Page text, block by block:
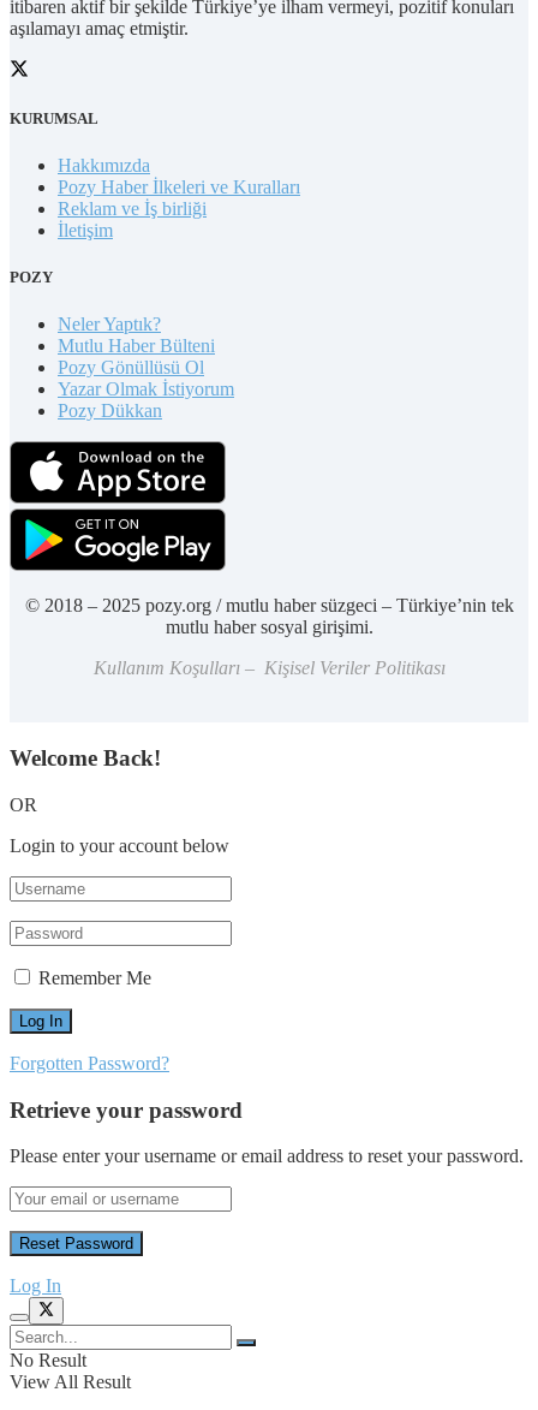
itibaren aktif bir şekilde Türkiye’ye ilham vermeyi, pozitif konuları
aşılamayı amaç etmiştir.
KURUMSAL
Hakkımızda
Pozy Haber İlkeleri ve Kuralları
Reklam ve İş birliği
İletişim
POZY
Neler Yaptık?
Mutlu Haber Bülteni
Pozy Gönüllüsü Ol
Yazar Olmak İstiyorum
Pozy Dükkan
© 2018 – 2025 pozy.org / mutlu haber süzgeci – Türkiye’nin tek
mutlu haber sosyal girişimi.
Kullanım Koşulları – Kişisel Veriler Politikası
Welcome Back!
OR
Login to your account below
Remember Me
Forgotten Password?
Retrieve your password
Please enter your username or email address to reset your password.
Log In
No Result
View All Result